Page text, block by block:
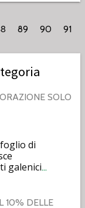
89 90
91
SOLO
di
galenici…
10% DELLE